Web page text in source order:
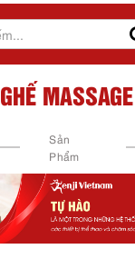
GHẾ MASSAGE
Sản
Phẩm